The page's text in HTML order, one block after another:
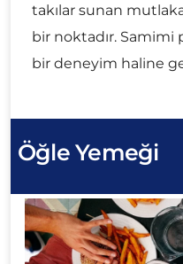
takılar sunan
bir noktadır. Samimi
bir deneyim haline
Öğle Yemeği